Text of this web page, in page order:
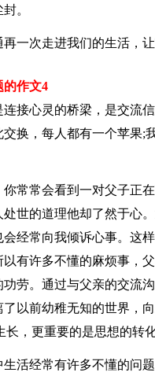
。
次走进我们的生活，让
的作文4
心灵的桥梁，是交流信
交换，每人都有一个苹果;
常会看到一对父子正在
处世的道理他却了然于心
会经常向我倾诉心事。这
以有许多不懂的麻烦事，
功劳。通过与父亲的交流
了以前幼稚无知的世界，
长，更重要的是思想的转
经常有许多不懂的问题